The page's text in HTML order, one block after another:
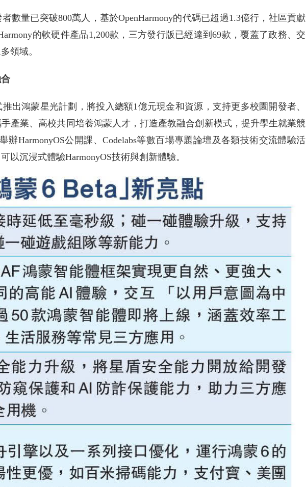
數量已突破800萬人，基於OpenHarmony的代碼已超過1.3億行，社區貢獻
的軟硬件產品1,200款，三方發行版已經達到69款，覆蓋了政務、交
領域。
出鴻蒙星光計劃，將投入總額1億元現金和資源，支持更多校園開發者、
產業、高校共同培養鴻蒙人才，打造產教融合創新模式，提升學生就業競
辦HarmonyOS公開課、Codelabs等數百場專題論壇及各類技術交流體驗活
以沉浸式體驗HarmonyOS技術與創新體驗。